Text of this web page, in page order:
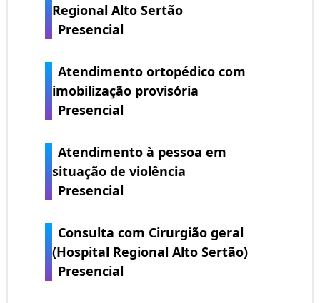
Regional Alto Sertão
Presencial
Atendimento ortopédico com
imobilização provisória
Presencial
Atendimento à pessoa em
situação de violência
Presencial
Consulta com Cirurgião geral
(Hospital Regional Alto Sertão)
Presencial